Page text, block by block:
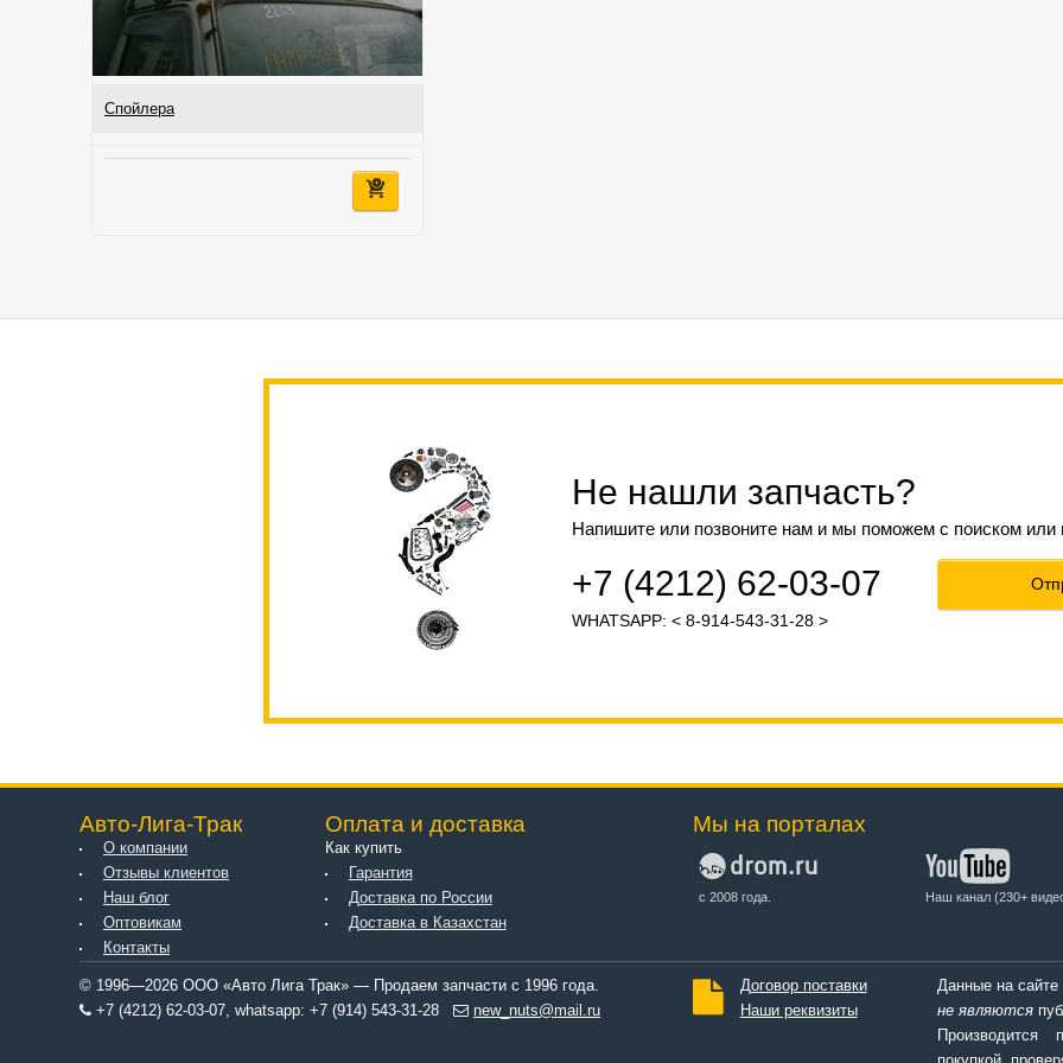
Спойлера
Не нашли запчасть?
Напишите или позвоните нам и мы поможем с поиском или
+7 (4212) 62-03-07
WHATSAPP: < 8-914-543-31-28 >
Авто-Лига-Трак
О компании
Отзывы клиентов
Наш блог
Оптовикам
Контакты
Оплата и доставка
Как купить
Гарантия
Доставка по России
Доставка в Казахстан
Мы на порталах
с 2008 года. Наш канал (230+
© 1996—2026 ООО «Авто Лига Трак» — Продаем запчасти с 1996 года.
+7 (4212) 62-03-07, whatsapp: +7 (914) 543-31-28
new_nuts@mail.ru
Договор поставки
Наши реквизиты
Данные на сайте
не являются
Производится